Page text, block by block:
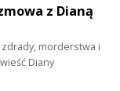
z Dianą
morderstwa i
Diany